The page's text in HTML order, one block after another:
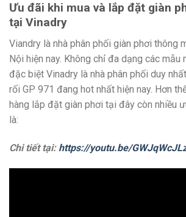
Ưu đãi khi mua và lắp đặt giàn
tại Vinadry
Viandry là nhà phân phối giàn phơi thông
Nội hiện nay. Không chỉ đa dạng các mẫu
đặc biệt Vinadry là nhà phân phối duy
rối GP 971 đang hot nhất hiện nay. Hơn
hàng lắp đặt giàn phơi tại đây còn nhiều
là:
Chi tiết tại: https://youtu.be/